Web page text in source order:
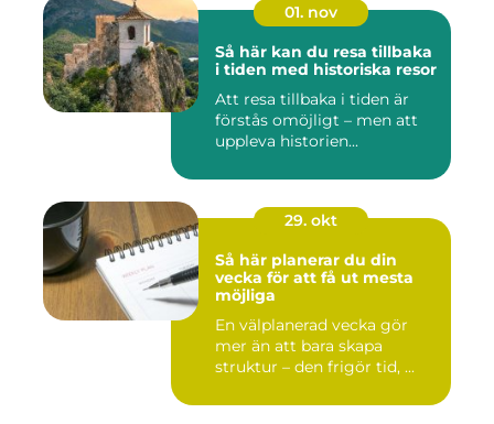
01. nov
Så här kan du resa tillbaka
i tiden med historiska resor
Att resa tillbaka i tiden är
förstås omöjligt – men att
uppleva historien...
29. okt
Så här planerar du din
vecka för att få ut mesta
möjliga
En välplanerad vecka gör
mer än att bara skapa
struktur – den frigör tid, ...